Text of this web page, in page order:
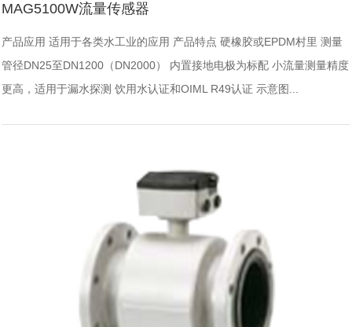
MAG5100W流量传感器
产品应用 适用于各类水工业的应用 产品特点 硬橡胶或EPDM村里 测量
管径DN25至DN1200（DN2000） 内置接地电极为标配 小流量测量精度
更高，适用于漏水探测 饮用水认证和OIML R49认证 示意图...